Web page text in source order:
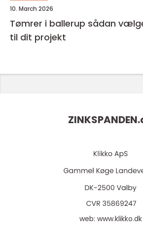
10. March 2026
Tømrer i ballerup sådan vælger du den rette
til dit projekt
ZINKSPANDEN.
web: www.klikko.dk